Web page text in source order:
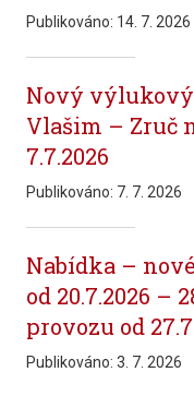
Publikováno: 14. 7. 2026
Nový
Vlašim – Zruč
7.7.2026
Publikováno: 7. 7. 2026
Nabídka –
od 20.7.2026 –
provozu od
Publikováno: 3. 7. 2026